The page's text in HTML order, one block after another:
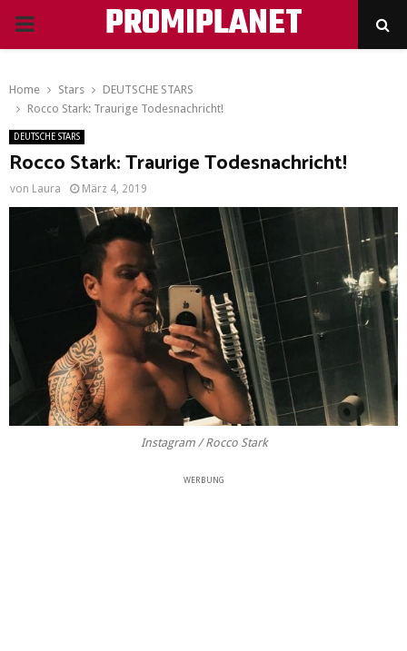
PRIMARY
PROMIPLANET
Home Stars
DEUTSCHE STARS
Rocco Stark: Traurige Todesnachricht!
DEUTSCHE STARS
Rocco Stark: Traurige Todesnachricht!
von Laura März 4, 2019
Instagram / Rocco Stark
WERBUNG